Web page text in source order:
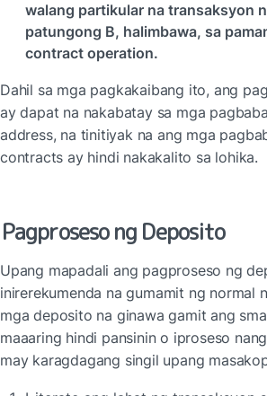
walang partikular na transaksyon
patungong B, halimbawa, sa
contract operation.
Dahil sa mga pagkakaibang ito, ang
ay dapat na nakabatay sa mga
address, na tinitiyak na ang mga
contracts ay hindi nakakalito sa lohika.
Pagproseso ng Deposito
Upang mapadali ang pagproseso ng
inirerekumenda na gumamit ng normal
mga deposito na ginawa gamit ang
maaaring hindi pansinin o iproseso
may karagdagang singil upang